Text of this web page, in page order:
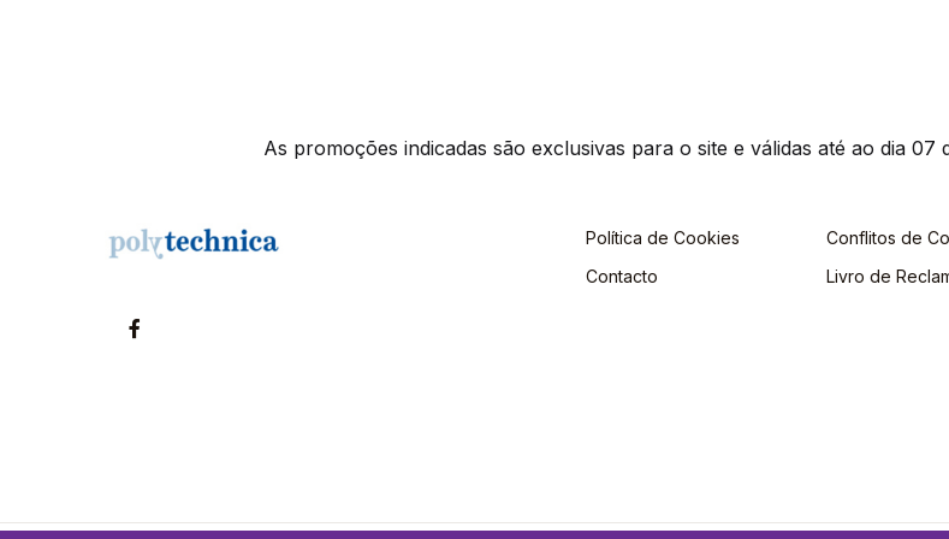
As promoções indicadas são exclusivas para o site e válidas até ao dia
Política de Cookies
Contacto
Conflitos de
Livro de